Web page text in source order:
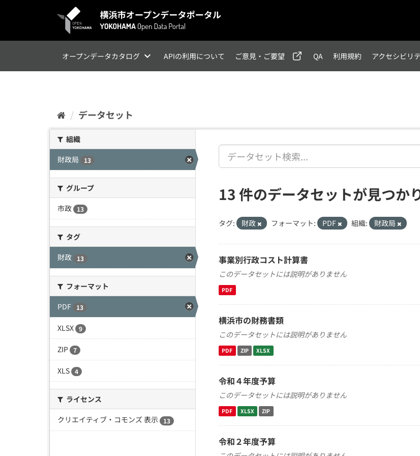
オープンデータカタログ APIの利用について ご意見・ご要望 QA 利用規約 アクセシビリ
データセット
組織
財政局
13
グループ
市政
13
タグ
財政
13
フォーマット
PDF
13
XLSX 9
ZIP 7
XLS 4
ライセンス
クリエイティブ・コモンズ 表示
13
13 件のデータセットが見つか
タグ: 財政 フォーマット: PDF 組織: 財政局
事業別行政コスト計算書
このデータセットには説明がありません
PDF
横浜市の財務書類
このデータセットには説明がありません
PDF ZIP XLSX
令和４年度予算
このデータセットには説明がありません
PDF XLSX ZIP
令和２年度予算